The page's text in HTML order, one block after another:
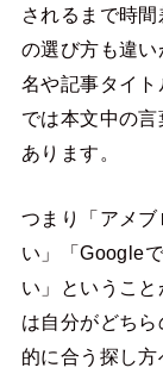
されるまで時
の選び方も違
名や記事タイ
では本文中の
あります。
つまり「アメ
い」「Google
い」というこ
は自分がどち
的に合う探し方